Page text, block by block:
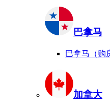
巴拿马
巴拿马（购
加拿大